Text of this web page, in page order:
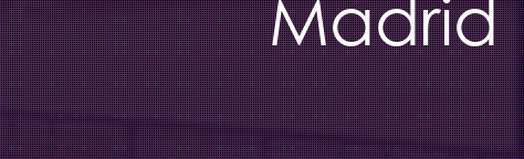
Madrid